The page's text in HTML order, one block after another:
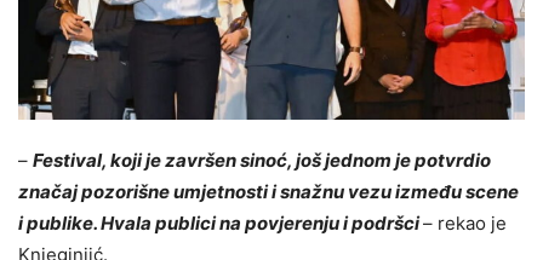
– Festival, koji je završen sinoć, još jednom je potvrdio
značaj pozorišne umjetnosti i snažnu vezu između scene
i publike. Hvala publici na povjerenju i podršci– rekao je
Knjeginjić.